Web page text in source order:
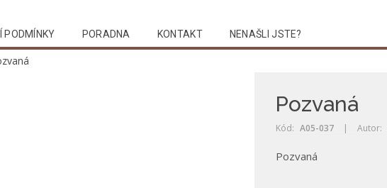
PODMÍNKY PORADNA KONTAKT NENAŠLI JSTE?
Pozvaná
Kód: A05-037 | Autor:
Pozvaná